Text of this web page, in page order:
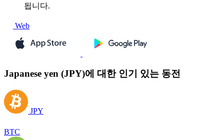
됩니다.
Web
Japanese yen (JPY)에 대한 인기 있는 동전
JPY
BTC